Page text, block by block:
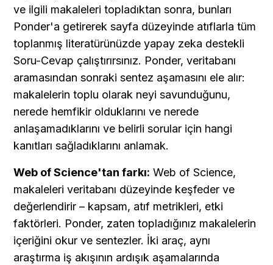
ve ilgili makaleleri topladıktan sonra, bunları
Ponder'a getirerek sayfa düzeyinde atıflarla tüm
toplanmış literatürünüzde yapay zeka destekli
Soru-Cevap çalıştırırsınız. Ponder, veritabanı
aramasından sonraki sentez aşamasını ele alır:
makalelerin toplu olarak neyi savunduğunu,
nerede hemfikir olduklarını ve nerede
anlaşamadıklarını ve belirli sorular için hangi
kanıtları sağladıklarını anlamak.
Web of Science'tan farkı: Web of Science,
makaleleri veritabanı düzeyinde keşfeder ve
değerlendirir – kapsam, atıf metrikleri, etki
faktörleri. Ponder, zaten topladığınız makalelerin
içeriğini okur ve sentezler. İki araç, aynı
araştırma iş akışının ardışık aşamalarında